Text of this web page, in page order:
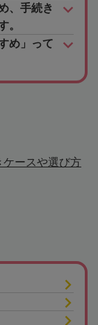
、手続き
。
め」って
ースや選び方